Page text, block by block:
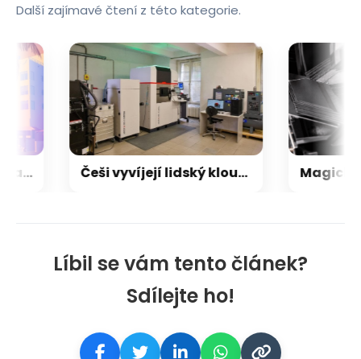
Líbil se vám tento článek?
Sdílejte ho!
Další zajímavé čtení z této kategorie.
GTA VI se brzy objeví na Netflixu. Ne, nejedná se o vtip a ne tak, jak si myslíte Češi vyvíjejí lidský kloub budoucnosti. 3D tiskárna za 29 milionů vyrobí implantát, který uvolní léky přímo v těle